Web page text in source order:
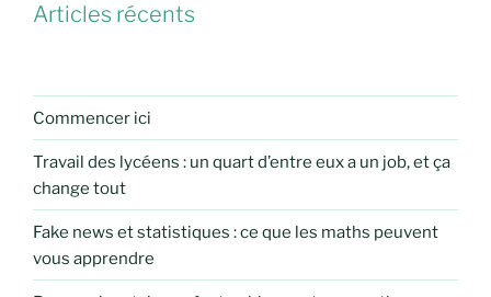
Articles récents
Commencer ici
Travail des lycéens : un quart d’entre eux a un job, et ça
change tout
Fake news et statistiques : ce que les maths peuvent
vous apprendre